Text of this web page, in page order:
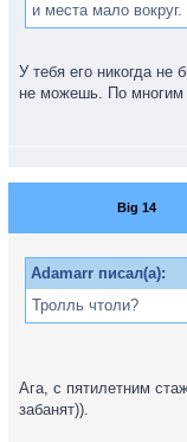
и места мало вокруг.
У тебя его никогда не
не можешь. По многим
Big 14
Adamarr писал(а):
Тролль чтоли?
Ага, с пятилетним
забанят)).